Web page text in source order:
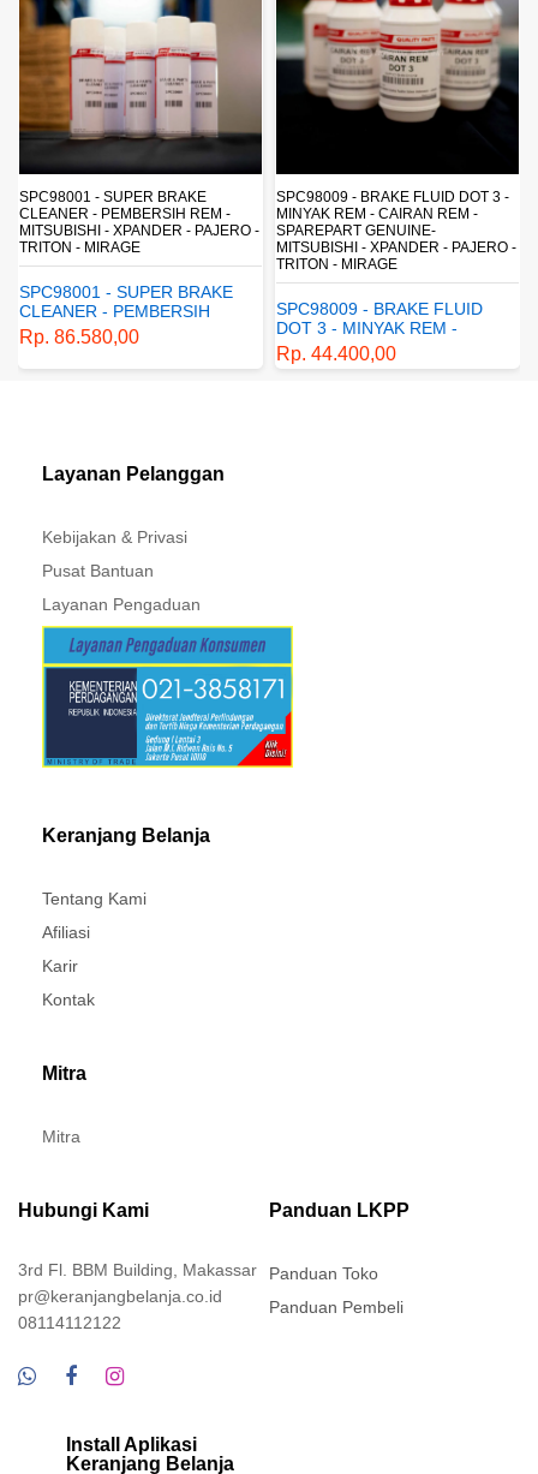
-
SPC98009 - BRAKE FLUID DOT 3 -
MINYAK REM - CAIRAN REM -
SPAREPART GENUINE-
MITSUBISHI - XPANDER - PAJERO -
TRITON - MIRAGE
SPC98009 - BRAKE FLUID
DOT 3 - MINYAK REM -
CAIRAN REM - SPAREPART
GENUINE- MITSUBISHI -
FPC99003 - DIESEL INJECTOR
MULTI CLEANER - PEMBERSIH
INJEKTOR DIESEL -
GENUINE SPAREPART -
TRITON
FPC99003 - DIESEL
INJECTOR MULTI
- PEMBERSIH INJEKTOR
DIESEL - MITSUBISHI -
Rp. 223.665,00
Layanan Pelanggan
Kebijakan & Privasi
Pusat Bantuan
Layanan Pengaduan
Keranjang Belanja
Tentang Kami
Afiliasi
Karir
Kontak
Mitra
Mitra
Hubungi Kami
3rd Fl. BBM Building, Makassar
pr@keranjangbelanja.co.id
08114112122
Panduan LKPP
Panduan Toko
Panduan Pembeli
Install Aplikasi
Keranjang Belanja